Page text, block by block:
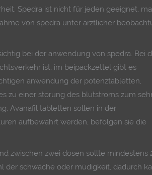
Spedra ist nicht für jeden geeignet,
von spedra unter ärztlicher
bei der anwendung von spedra. Bei
ist, im beipackzettel gibt es
anwendung der potenztabletten,
zu einer störung des blutstroms zum
Avanafil tabletten sollen in der
aufbewahrt werden, befolgen sie die
zwischen zwei dosen sollte mindestens
der schwäche oder müdigkeit, dadurch